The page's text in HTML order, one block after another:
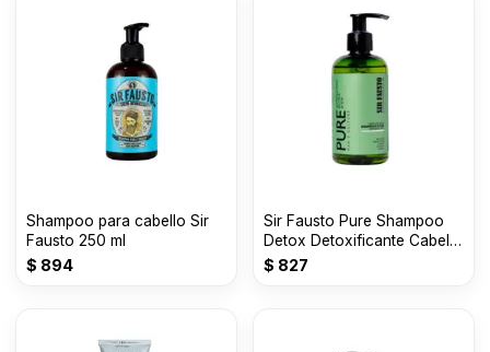
Shampoo para cabello Sir
Fausto 250 ml
$ 894
Sir Fausto Pure Shampoo
Detox Detoxificante Cabello
X 250ml
$ 827